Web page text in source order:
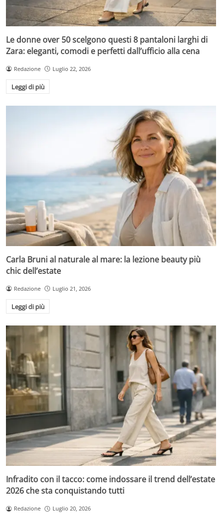
Le donne over 50 scelgono questi 8 pantaloni larghi di
Zara: eleganti, comodi e perfetti dall’ufficio alla cena
Redazione Luglio 22, 2026
Leggi di più
Carla Bruni al naturale al mare: la lezione beauty più
chic dell’estate
Redazione Luglio 21, 2026
Leggi di più
Infradito con il tacco: come indossare il trend dell’estate
2026 che sta conquistando tutti
Redazione Luglio 20, 2026